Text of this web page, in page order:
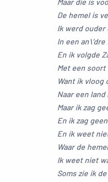
De hemel is
Ik werd ouder
In een
En ik volgde
Met een soort
Want ik vloog
Naar een
Maar ik zag
En ik zag
En ik weet
Waar de
Ik weet niet
Soms zie ik